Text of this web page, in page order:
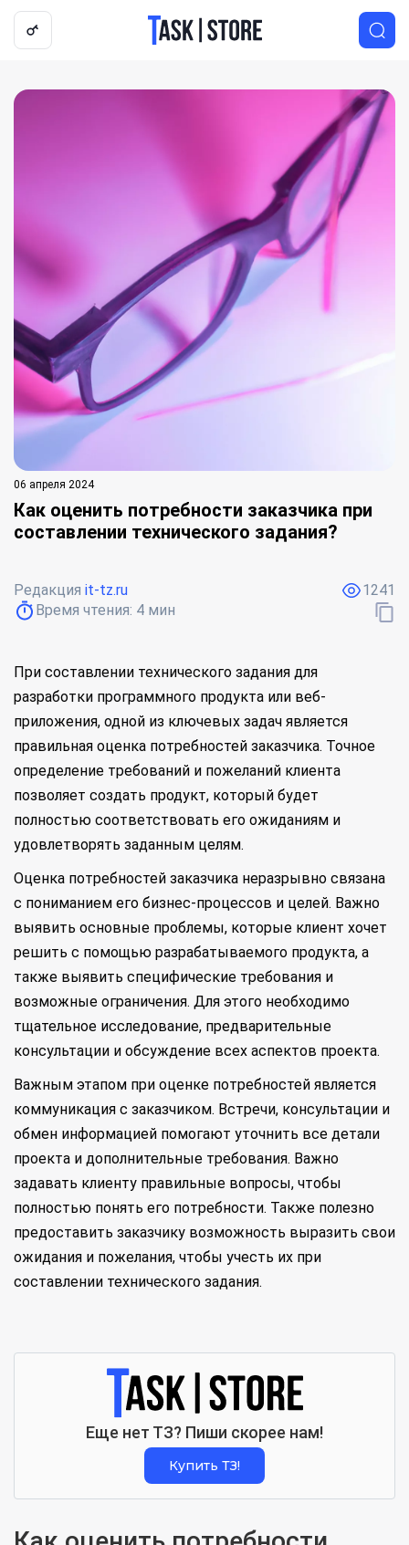
Логотип
06 апреля 2024
Как оценить потребности заказчика при
составлении технического задания?
Редакция it-tz.ru
Время чтения: 4 мин
1241
При составлении технического задания для
разработки программного продукта или веб-
приложения, одной из ключевых задач является
правильная оценка потребностей заказчика. Точное
определение требований и пожеланий клиента
позволяет создать продукт, который будет
полностью соответствовать его ожиданиям и
удовлетворять заданным целям.
Оценка потребностей заказчика неразрывно связана
с пониманием его бизнес-процессов и целей. Важно
выявить основные проблемы, которые клиент хочет
решить с помощью разрабатываемого продукта, а
также выявить специфические требования и
возможные ограничения. Для этого необходимо
тщательное исследование, предварительные
консультации и обсуждение всех аспектов проекта.
Важным этапом при оценке потребностей является
коммуникация с заказчиком. Встречи, консультации и
обмен информацией помогают уточнить все детали
проекта и дополнительные требования. Важно
задавать клиенту правильные вопросы, чтобы
полностью понять его потребности. Также полезно
предоставить заказчику возможность выразить свои
ожидания и пожелания, чтобы учесть их при
составлении технического задания.
Еще нет ТЗ? Пиши скорее нам!
Купить ТЗ!